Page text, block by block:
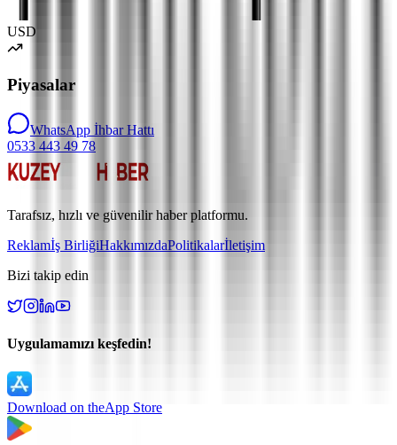
USD
Piyasalar
WhatsApp İhbar Hattı
0533 443 49 78
Tarafsız, hızlı ve güvenilir haber platformu.
Reklamİş BirliğiHakkımızdaPolitikalarİletişim
Bizi takip edin
Uygulamamızı keşfedin!
Download on theApp Store